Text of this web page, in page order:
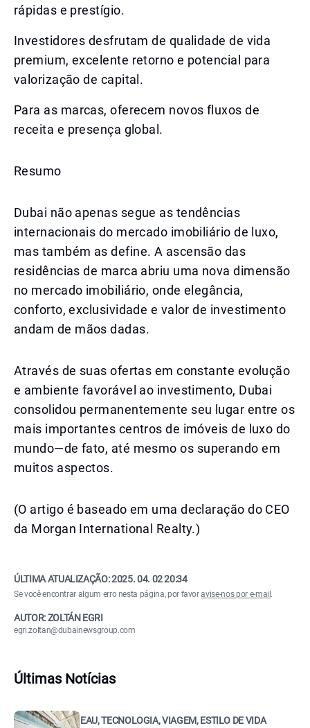
rápidas e prestígio.
Investidores desfrutam de qualidade de vida
premium, excelente retorno e potencial para
valorização de capital.
Para as marcas, oferecem novos fluxos de
receita e presença global.
Resumo
Dubai não apenas segue as tendências
internacionais do mercado imobiliário de luxo,
mas também as define. A ascensão das
residências de marca abriu uma nova dimensão
no mercado imobiliário, onde elegância,
conforto, exclusividade e valor de investimento
andam de mãos dadas.
Através de suas ofertas em constante evolução
e ambiente favorável ao investimento, Dubai
consolidou permanentemente seu lugar entre os
mais importantes centros de imóveis de luxo do
mundo—de fato, até mesmo os superando em
muitos aspectos.
(O artigo é baseado em uma declaração do CEO
da Morgan International Realty.)
ÚLTIMA ATUALIZAÇÃO:2025. 04. 02 20:34
Se você encontrar algum erro nesta página, por favoravise-nos por e-mail .
AUTOR: ZOLTÁN EGRI
egri.zoltan@dubainewsgroup.com
Últimas Notícias
EAU, TECNOLOGIA, VIAGEM, ESTILO DE VIDA